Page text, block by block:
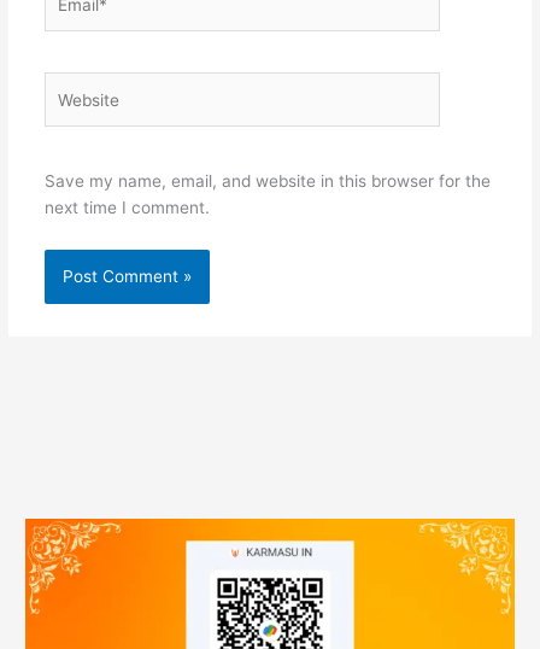
Save my name, email, and website in this browser for the
next time I comment.